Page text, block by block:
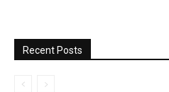
Recent Posts